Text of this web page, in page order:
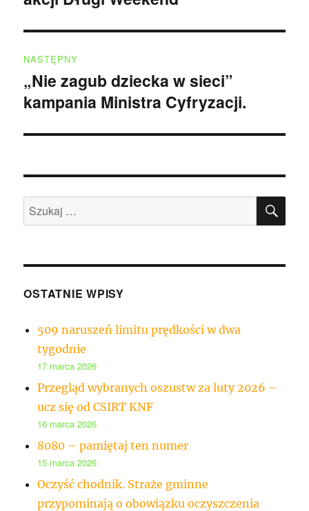
NASTĘPNY
Następny
wpis:
„Nie zagub dziecka w sieci”
kampania Ministra Cyfryzacji.
Szukaj:
OSTATNIE WPISY
509 naruszeń limitu prędkości w dwa
tygodnie
17 marca 2026
Przegląd wybranych oszustw za luty 2026 –
ucz się od CSIRT KNF
16 marca 2026
8080 – pamiętaj ten numer
15 marca 2026
Oczyść chodnik. Straże gminne
przypominają o obowiązku oczyszczenia